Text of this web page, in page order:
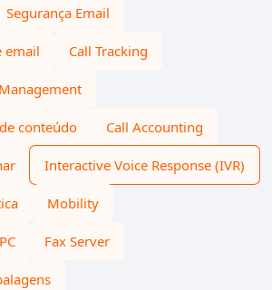
Segurança Email
email Call Tracking
conteúdo Call Accounting
Interactive Voice Response (IVR)
Mobility
Fax Server